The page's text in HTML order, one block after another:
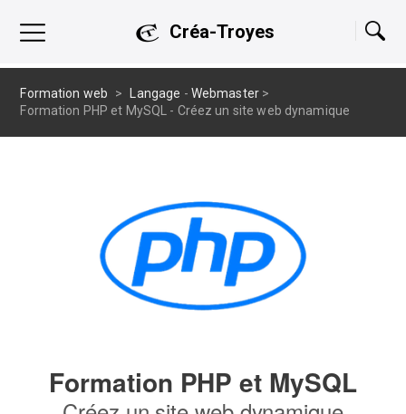
Créa-Troyes
Formation web > Langage - Webmaster >
Formation PHP et MySQL - Créez un site web dynamique
Formation PHP et MySQL